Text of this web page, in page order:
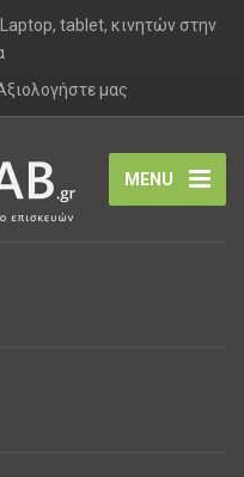
tablet, κινητών στην
μας
MENU